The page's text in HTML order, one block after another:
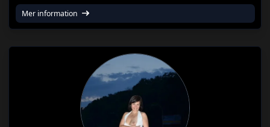
Mer information